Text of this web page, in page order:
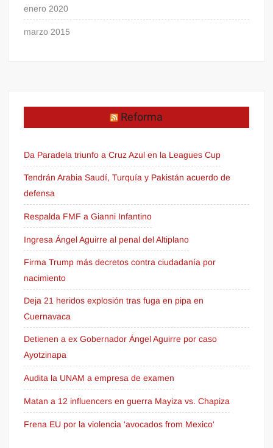
enero 2020
marzo 2015
Reforma
Da Paradela triunfo a Cruz Azul en la Leagues Cup
Tendrán Arabia Saudí, Turquía y Pakistán acuerdo de
defensa
Respalda FMF a Gianni Infantino
Ingresa Ángel Aguirre al penal del Altiplano
Firma Trump más decretos contra ciudadanía por
nacimiento
Deja 21 heridos explosión tras fuga en pipa en
Cuernavaca
Detienen a ex Gobernador Ángel Aguirre por caso
Ayotzinapa
Audita la UNAM a empresa de examen
Matan a 12 influencers en guerra Mayiza vs. Chapiza
Frena EU por la violencia 'avocados from Mexico'